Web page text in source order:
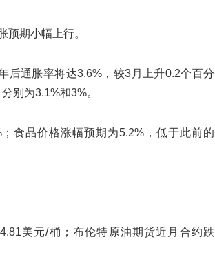
预期小幅上行。
后通胀率将达3.6%，较3月上升0.2个百分
别为3.1%和3%。
食品价格涨幅预期为5.2%，低于此前的
美元/桶；布伦特原油期货近月合约跌